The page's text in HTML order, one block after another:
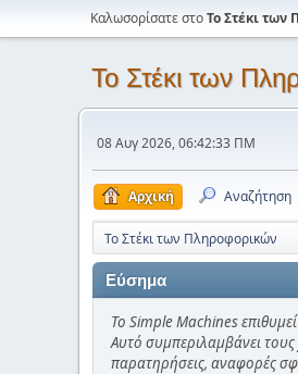
Καλωσορίσατε στοΤο Στέκι των
Το Στέκι των
08 Αυγ 2026, 06:42:33 ΠΜ
Αρχική Αναζήτηση
Το Στέκι των Πληροφορικών
Εύσημα
Το Simple Machines
Αυτό συμπεριλαμβάνει τους
παρατηρήσεις, αναφορές